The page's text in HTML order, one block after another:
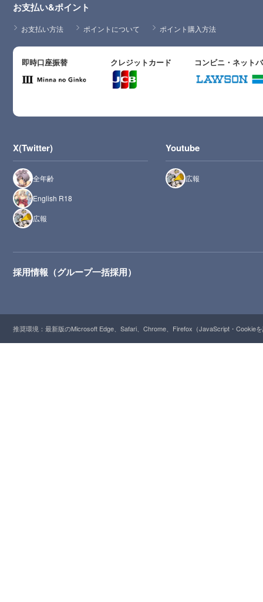
お支払い&ポイント
お支払い方法 ポイントについて ポイント購入方法
即時口座振替 クレジットカード コンビニ・ネット
X(Twitter)
全年齢
English R18
広報
Youtube
広報
採用情報（グループ一括採用）
推奨環境：最新版のMicrosoft Edge、Safari、Chrome、Firefox（JavaScript・Cookie